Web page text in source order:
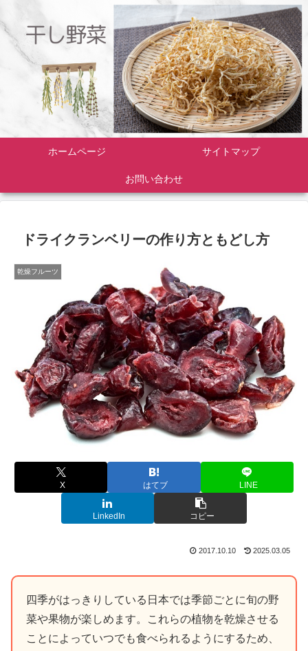
ホームページ サイトマップ
お問い合わせ
ドライクランベリーの作り方ともどし方
乾燥フルーツ
X はてブ LINE
LinkedIn コピー
2017.10.10 2025.03.05
四季がはっきりしている日本では季節ごとに旬の野
菜や果物が楽しめます。これらの植物を乾燥させる
ことによっていつでも食べられるようにするため、